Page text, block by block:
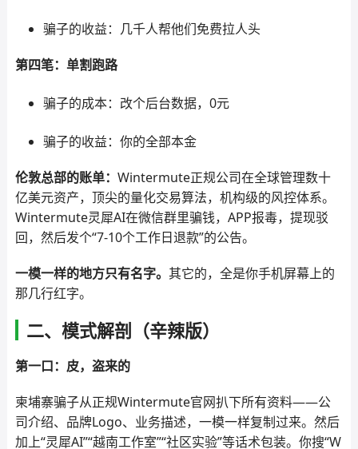
骗子的收益：几千人帮他们免费拉人头
第四笔：单割跑路
骗子的成本：改个后台数据，0元
骗子的收益：你的全部本金
伦敦总部的账单： Wintermute正规公司在全球管理数十
亿美元资产，顶尖的量化交易算法，机构级的风控体系。
Wintermute灵犀AI在微信群里骗钱，APP报毒，提现驳
回，然后发个“7-10个工作日退款”的公告。
一模一样的地方只有名字。 其它的，全是你手机屏幕上的
那几行红字。
二、模式解剖（辛辣版）
第一口：皮，盗来的
柬埔寨骗子从正规Wintermute官网扒下所有资料——公
司介绍、品牌Logo、业务描述，一模一样复制过来。然后
加上“灵犀AI”“越南工作室”“社区实验”等话术包装。你搜“W